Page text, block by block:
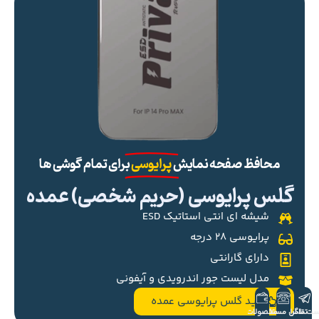
محافظ صفحه نمایشپرایوسیبرای تمام گوشی ها
گلس پرایوسی (حریم شخصی) عمده
شیشه ای انتی استاتیک ESD
پرایوسی ۲۸ درجه
دارای گارانتی
مدل لیست جور اندرویدی و آیفونی
خرید گلس پرایوسی عمده
تلگرام
تماس مستقیم
محصولات